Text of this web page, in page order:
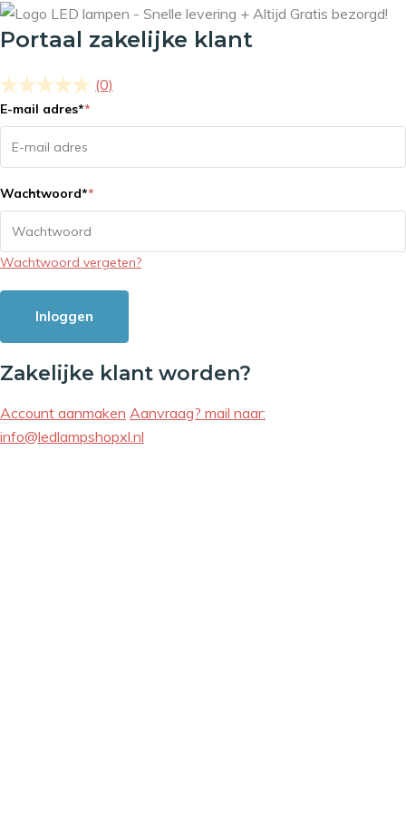
Portaal zakelijke klant
(0)
E-mail adres**
Wachtwoord**
Wachtwoord vergeten?
Inloggen
Zakelijke klant worden?
Account aanmaken Aanvraag? mail naar:
info@ledlampshopxl.nl